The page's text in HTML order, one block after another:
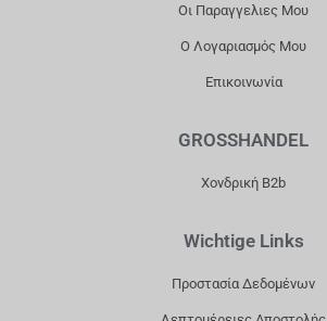
Οι Παραγγελιες Μου
Ο Λογαριασμός Μου
Επικοινωνία
GROSSHANDEL
Χονδρική B2b
Wichtige Links
Προστασία Δεδομένων